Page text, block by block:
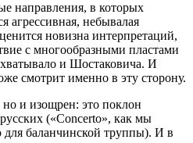
направления, в которых
агрессивная, небывалая
новизна интерпретаций,
с многообразными пластами
и Шостаковича. И
смотрит именно в эту сторону.
но и изощрен: это поклон
(«Concerto», как мы
баланчинской труппы). И в